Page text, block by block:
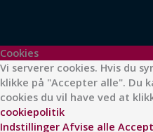
Cookies
Vi serverer cookies. Hvis du
klikke på "Accepter alle". Du
cookies du vil have ved at
cookiepolitik
Indstillinger Afvise alle